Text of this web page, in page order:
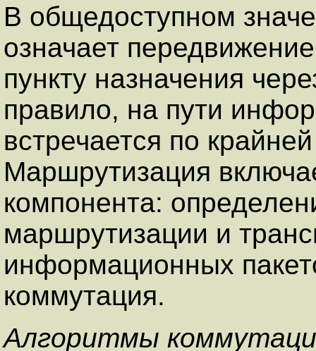
В общедоступном
означает
пункту назначения
правило, на пути
встречается по
Маршрутизация
компонента:
маршрутизации и
информационных
коммутация.
Алгоритмы